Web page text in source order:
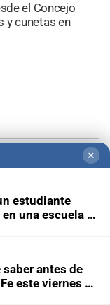
el Concejo
y cunetas en
✕
estudiante
una escuela y
antes de
este viernes 7